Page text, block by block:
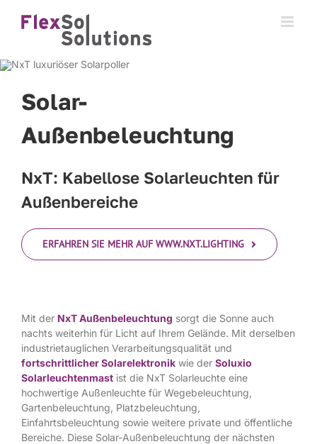
Solar-
Außenbeleuchtung
NxT: Kabellose Solarleuchten für
Außenbereiche
ERFAHREN SIE MEHR AUF WWW.NXT.LIGHTING
Mit der NxT Außenbeleuchtung sorgt die Sonne auch
nachts weiterhin für Licht auf Ihrem Gelände. Mit derselben
industrietauglichen Verarbeitungsqualität und
fortschrittlicher Solarelektronik wie der Soluxio
Solarleuchtenmast ist die NxT Solarleuchte eine
hochwertige Außenleuchte für Wegebeleuchtung,
Gartenbeleuchtung, Platzbeleuchtung,
Einfahrtsbeleuchtung sowie weitere private und öffentliche
Bereiche. Diese Solar-Außenbeleuchtung der nächsten